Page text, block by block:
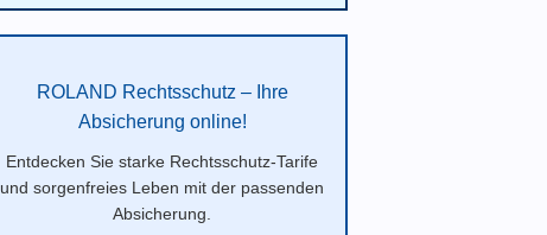
ROLAND Rechtsschutz – Ihre
Absicherung online!
Entdecken Sie starke Rechtsschutz-Tarife
und sorgenfreies Leben mit der passenden
Absicherung.